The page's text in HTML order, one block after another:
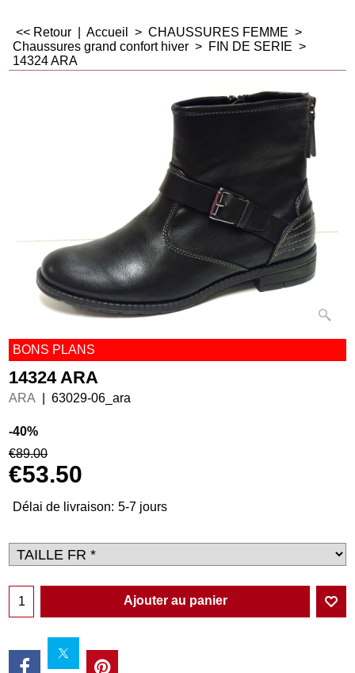
<< Retour Accueil > CHAUSSURES FEMME >
Chaussures grand confort hiver > FIN DE SERIE >
14324 ARA
BONS PLANS
14324 ARA
ARA 63029-06_ara
-40%
€89.00
€53.50
Délai de livraison: 5-7 jours
Ajouter au panier